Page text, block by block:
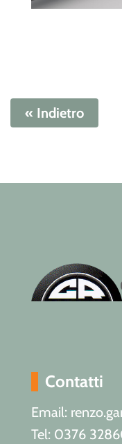
« Indietro
Contatti
Email:
Tel: 0376